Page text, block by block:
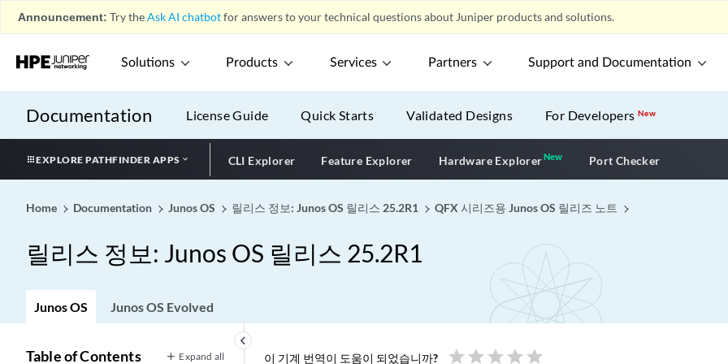
Announcement: Try theAsk AI chatbotfor answers to your technical questions about Juniper products and solutions.
Solutions Products Services Partners Support and Documentation
Documentation License Guide Quick Starts Validated Designs For DevelopersNew
EXPLORE PATHFINDER APPS CLI Explorer Feature Explorer Hardware ExplorerNewNew application
Port Checker
Home Documentation Junos OS 릴리스 정보: Junos OS 릴리스 25.2R1 QFX 시리즈용 Junos OS 릴리즈 노트
릴리스 정보: Junos OS 릴리스 25.2R1
Junos OS Junos OS Evolved
keyboard_arrow_left
Table of Contents Expand all 이 기계 번역이 도움이 되었습니까? star star star star star